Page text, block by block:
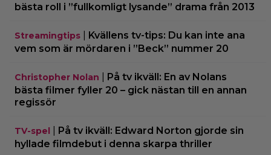
bästa roll i ”fullkomligt lysande” drama från 2013
Streamingtips
Kvällens tv-tips: Du kan inte ana
vem som är mördaren i ”Beck” nummer 20
Christopher Nolan
På tv ikväll: En av Nolans
bästa filmer fyller 20 – gick nästan till en annan
regissör
TV-spel
På tv ikväll: Edward Norton gjorde sin
hyllade filmdebut i denna skarpa thriller